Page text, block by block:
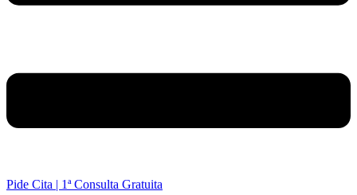
Pide Cita | 1ª Consulta Gratuita